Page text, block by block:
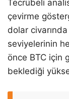
Tecrübeli
çevirme
dolar
seviyelerinin
önce BTC için
beklediği